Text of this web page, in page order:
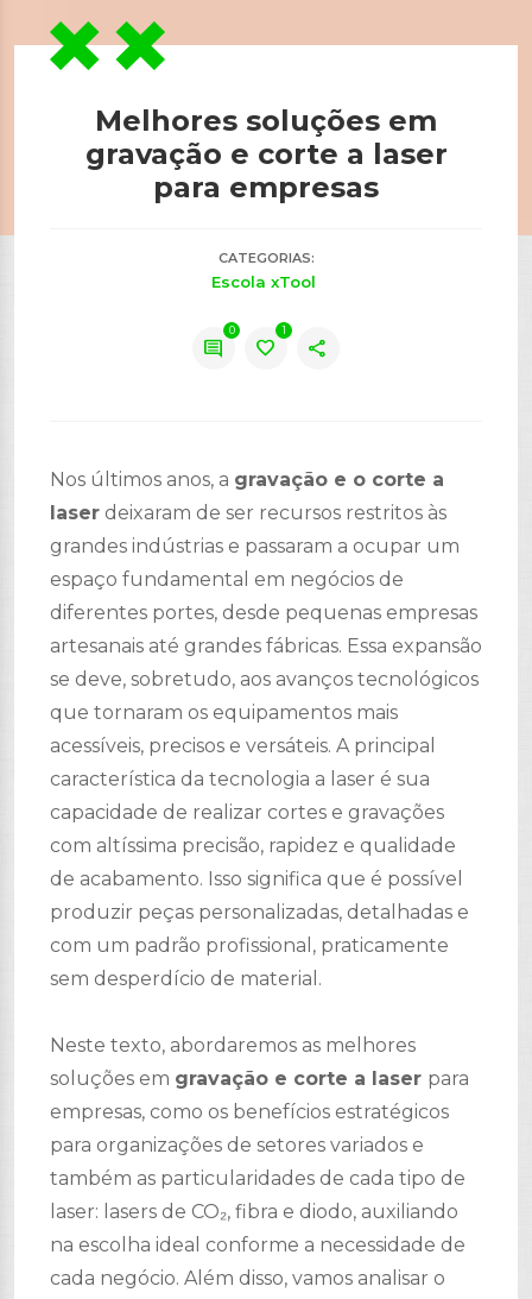
Melhores soluções em
gravação e corte a laser
para empresas
CATEGORIAS:
Escola xTool
comment
0
favorite
1
share
Nos últimos anos, a gravação e o corte a
laser deixaram de ser recursos restritos às
grandes indústrias e passaram a ocupar um
espaço fundamental em negócios de
diferentes portes, desde pequenas empresas
artesanais até grandes fábricas. Essa expansão
se deve, sobretudo, aos avanços tecnológicos
que tornaram os equipamentos mais
acessíveis, precisos e versáteis. A principal
característica da tecnologia a laser é sua
capacidade de realizar cortes e gravações
com altíssima precisão, rapidez e qualidade
de acabamento. Isso significa que é possível
produzir peças personalizadas, detalhadas e
com um padrão profissional, praticamente
sem desperdício de material.
Neste texto, abordaremos as melhores
soluções em gravação e corte a laser para
empresas, como os benefícios estratégicos
para organizações de setores variados e
também as particularidades de cada tipo de
laser: lasers de CO₂, fibra e diodo, auxiliando
na escolha ideal conforme a necessidade de
cada negócio. Além disso, vamos analisar o